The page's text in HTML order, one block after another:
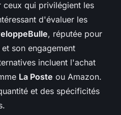
ceux qui privilégient les
d'évaluer les
, réputée pour
son engagement
incluent l'achat
La Poste ou Amazon.
et des spécificités